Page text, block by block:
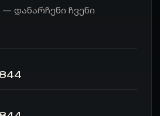
დანარჩენი ჩვენი